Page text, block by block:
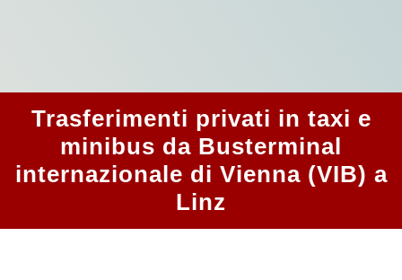
Trasferimenti privati in taxi e
minibus da Busterminal
internazionale di Vienna (VIB) a
Linz